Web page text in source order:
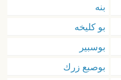
بنه
بو كليخه
بوسبير
بوصبع زرك